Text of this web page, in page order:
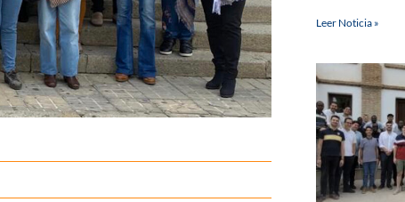
Leer Noticia »